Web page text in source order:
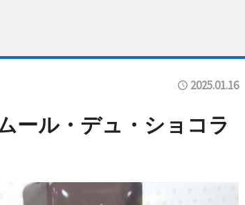
2025.01.16
ール・デュ・ショコラ